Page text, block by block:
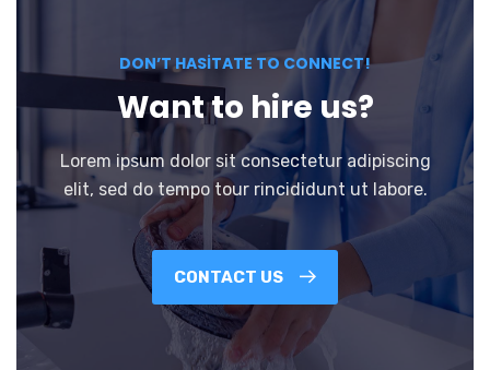
DON’T HASITATE TO CONNECT!
Want to hire us?
Lorem ipsum dolor sit consectetur adipiscing
elit, sed do tempo tour rincididunt ut labore.
CONTACT US